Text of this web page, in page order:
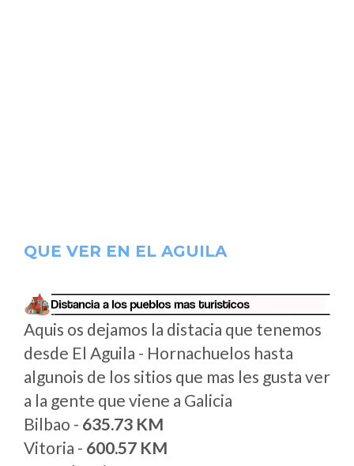
QUE VER EN EL AGUILA
Aquis os dejamos la distacia que tenemos
desde El Aguila - Hornachuelos hasta
algunois de los sitios que mas les gusta ver
a la gente que viene a Galicia
Bilbao - 635.73 KM
Vitoria - 600.57 KM